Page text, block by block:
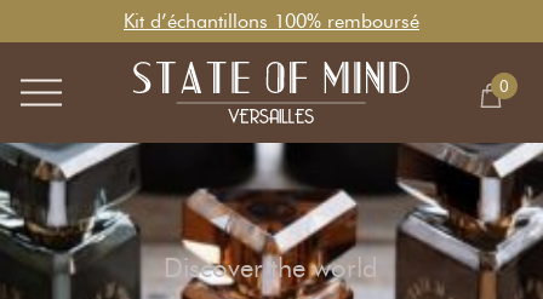
Kit d’échantillons 100% remboursé
0
Discover the world